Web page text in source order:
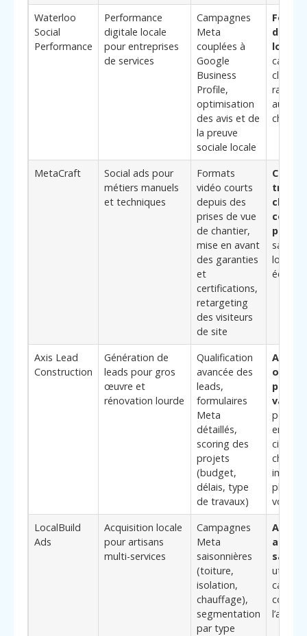
Waterloo
Social
Performance
Performance
digitale locale
pour entreprises
de services
Campagnes
Meta
couplées à
Google
Business
Profile,
optimisation
des avis et de
la preuve
sociale locale
Forte
de
local
capter
rayon
autour
MetaCraft
Social ads pour
métiers manuels
et techniques
Formats
vidéo courts
depuis des
prises de vue
de chantier,
mise en avant
des garanties
et
certifications,
retargeting
des visiteurs
de site
sans
lourde
Axis Lead
Construction
Génération de
leads pour gros
œuvre et
rénovation lourde
Qualification
avancée des
leads,
formulaires
Meta
détaillés,
scoring des
projets
(budget,
délais, type
de travaux)
valeur
ciblant
plutôt
volume
LocalBuild
Ads
Acquisition locale
pour artisans
multi-services
Campagnes
Meta
saisonnières
(toiture,
isolation,
chauffage),
segmentation
par type
aux
utile
carnet
l’année